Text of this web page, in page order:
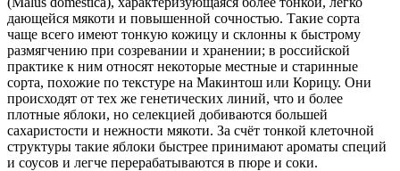
дающейся мякоти и повышенной сочностью. Такие сорта
чаще всего имеют тонкую кожицу и склонны к быстрому
размягчению при созревании и хранении; в российской
практике к ним относят некоторые местные и старинные
сорта, похожие по текстуре на Макинтош или Корицу. Они
происходят от тех же генетических линий, что и более
плотные яблоки, но селекцией добиваются большей
сахаристости и нежности мякоти. За счёт тонкой клеточной
структуры такие яблоки быстрее принимают ароматы специй
и соусов и легче перерабатываются в пюре и соки.